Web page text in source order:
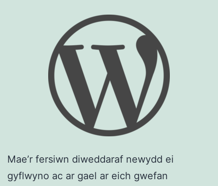
Mae’r fersiwn diweddaraf newydd ei
gyflwyno ac ar gael ar eich gwefan